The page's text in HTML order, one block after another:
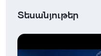
Տեսանյութեր